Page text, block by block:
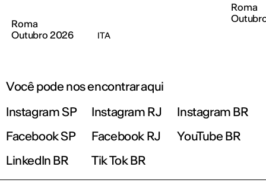
Roma
Outubro 2026
ITA
Roma
Você pode nos encontrar aqui
Instagram SP
Instagram RJ
Instagram BR
Facebook SP
Facebook RJ
YouTube BR
LinkedIn BR
Tik Tok BR